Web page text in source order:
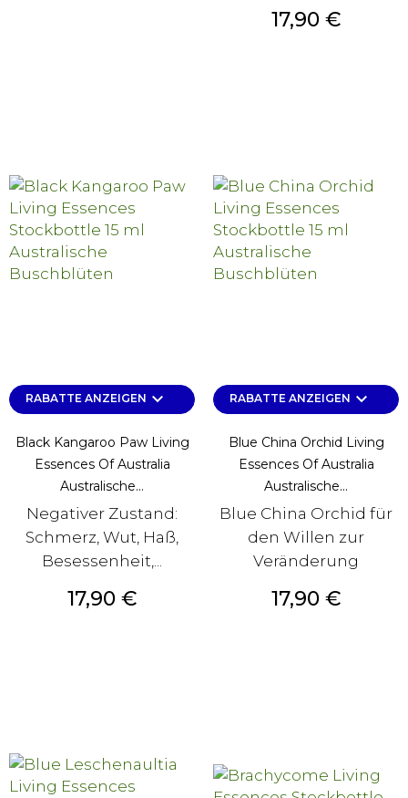
Preis
17,90 €
RABATTE ANZEIGEN keyboard_arrow_down
Black Kangaroo Paw Living
Essences Of Australia
Australische...
Negativer Zustand:
Schmerz, Wut, Haß,
Besessenheit,...
Preis
17,90 €
RABATTE ANZEIGEN keyboard_arrow_down
Blue China Orchid Living
Essences Of Australia
Australische...
Blue China Orchid für
den Willen zur
Veränderung
Preis
17,90 €